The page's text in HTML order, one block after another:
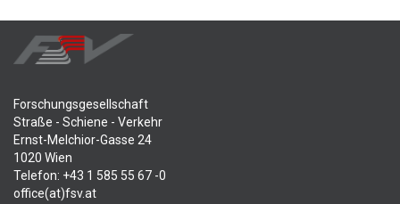
Forschungsgesellschaft
Straße - Schiene - Verkehr
Ernst-Melchior-Gasse 24
1020 Wien
Telefon: +43 1 585 55 67 -0
office(at)fsv.at